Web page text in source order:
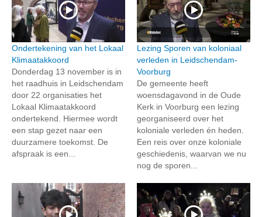
Ondertekening van het Lokaal
Klimaatakkoord
Donderdag 13 november is in
het raadhuis in Leidschendam
door 22 organisaties het
Lokaal Klimaatakkoord
ondertekend. Hiermee wordt
een stap gezet naar een
duurzamere toekomst. De
afspraak is een...
Lezing Sporen van koloniaal
verleden in Leidschendam-
Voorburg
De gemeente heeft
woensdagavond in de Oude
Kerk in Voorburg een lezing
georganiseerd over het
koloniale verleden én heden.
Een reis over onze koloniale
geschiedenis, waarvan we nu
nog de sporen...